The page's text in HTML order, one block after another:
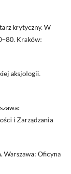
krytyczny. W
Kraków:
aksjologii.
i Zarządzania
Warszawa: Oficyna